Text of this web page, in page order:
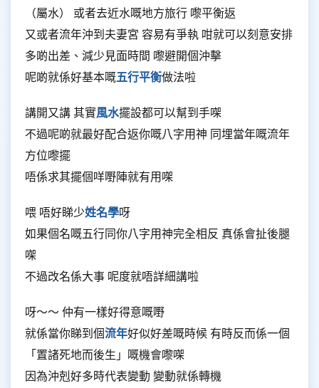
（屬水） 或者去近水嘅地方旅行 嚟平衡返
又或者流年沖到夫妻宮 容易有爭執 咁就可以刻意安排
多啲出差、減少見面時間 嚟避開個沖擊
呢啲就係好基本嘅五行平衡做法啦
講開又講 其實風水擺設都可以幫到手㗎
不過呢啲就最好配合返你嘅八字用神 同埋當年嘅流年
方位嚟擺
唔係求其擺個咩嘢陣就有用㗎
喂 唔好睇少姓名學呀
如果個名嘅五行同你八字用神完全相反 真係會扯後腿
㗎
不過改名係大事 呢度就唔詳細講啦
呀～～ 仲有一樣好得意嘅嘢
就係當你睇到個流年好似好差嘅時候 有時反而係一個
「置諸死地而後生」嘅機會嚟㗎
因為沖剋好多時代表變動 變動就係轉機